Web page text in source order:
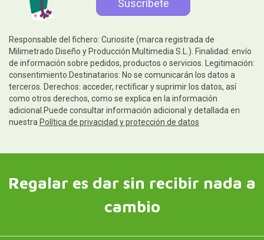
Responsable del fichero: Curiosite (marca registrada de
Milimetrado Diseño y Producción Multimedia S.L.). Finalidad: envío
de información sobre pedidos, productos o servicios. Legitimación:
consentimiento.Destinatarios: No se comunicarán los datos a
terceros. Derechos: acceder, rectificar y suprimir los datos, así
como otros derechos, como se explica en la información
adicional.Puede consultar información adicional y detallada en
nuestra Política de privacidad y protección de datos
Regalar es dar sin recibir nada a
cambio